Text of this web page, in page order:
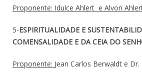
Proponente: Idulce Ahlert e Alvori
5-ESPIRITUALIDADE E
COMENSALIDADE E DA CEIA DO
Proponente: Jean Carlos Berwaldt e Dr.